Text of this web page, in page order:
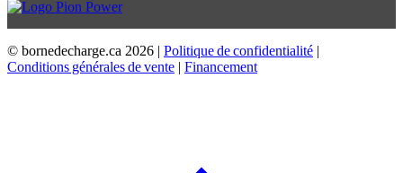
© bornedecharge.ca 2026 | Politique de confidentialité |
Conditions générales de vente | Financement